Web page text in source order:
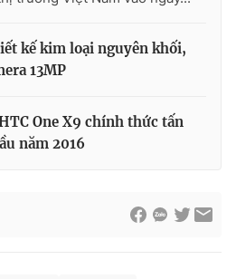
VTV
và báo điện tử số 483/GP-BTTTT
Thị Mỹ Hạnh, Phạm Quốc Thắng,
kế kim loại nguyên khối,
13MP
One X9 chính thức tấn
năm 2016